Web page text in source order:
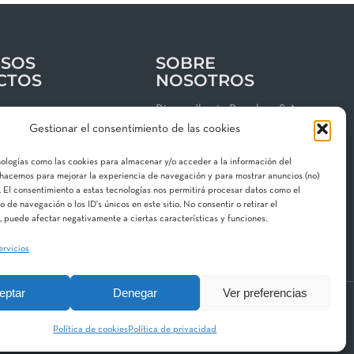
Gestionar el consentimiento de las cookies
como las cookies para almacenar y/o acceder a la información del
para mejorar la experiencia de navegación y para mostrar anuncios (no)
El consentimiento a estas tecnologías nos permitirá procesar datos como el
de navegación o los ID's únicos en este sitio. No consentir o retirar el
puede afectar negativamente a ciertas características y funciones.
Denegar Ver preferencias
Política de cookies Política de privacidad
privacidad
cookies
SOBRE
NOSOTROS
Riegos Iberia Regaber, S.A.
Grupo MAT Holding
08150 Parets del Vallès
Contacta con nosotros
Aquestia STF